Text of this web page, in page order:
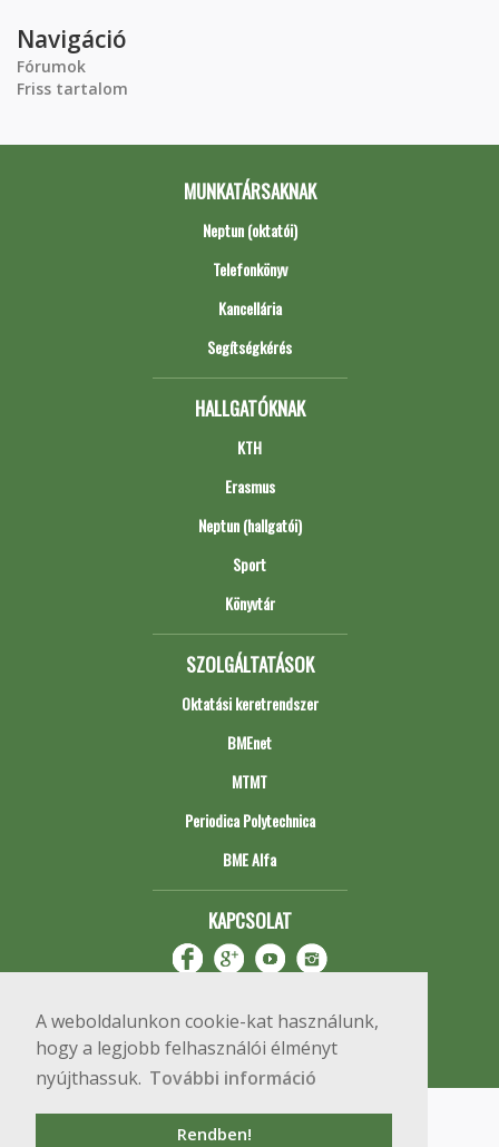
A weboldalunkon cookie-kat használunk,
hogy a legjobb felhasználói élményt
nyújthassuk. További információ
Rendben!
Navigáció
Fórumok
Friss tartalom
MUNKATÁRSAKNAK
Neptun (oktatói)
Telefonkönyv
Kancellária
Segítségkérés
HALLGATÓKNAK
KTH
Erasmus
Neptun (hallgatói)
Sport
Könyvtár
SZOLGÁLTATÁSOK
Oktatási keretrendszer
BMEnet
MTMT
Periodica Polytechnica
BME Alfa
KAPCSOLAT
Copyright © 2020 BME Építőmérnöki Kar